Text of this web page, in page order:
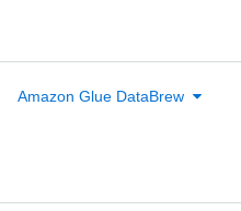
Amazon Glue DataBrew